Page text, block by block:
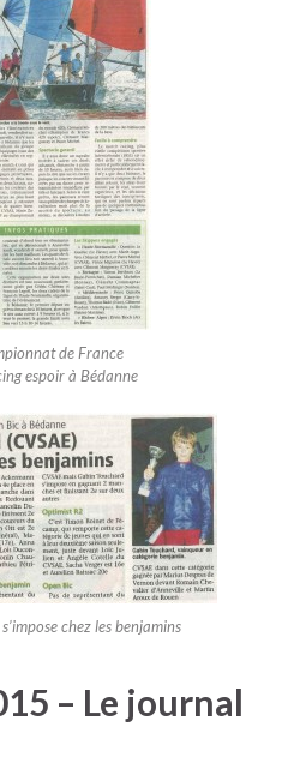
de France
espoir à Bédanne
chez les benjamins
– Le journal